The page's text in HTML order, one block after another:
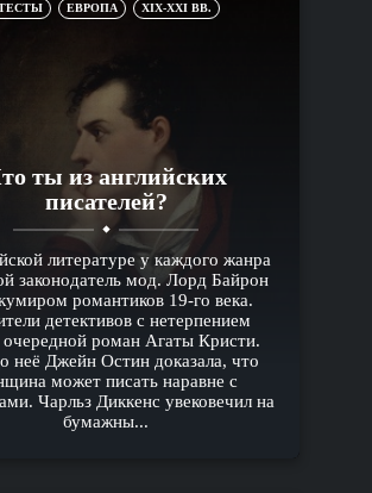
ЕВРОПА XIX-XXI ВВ.
ты из английских
писателей?
литературе у каждого жанра
законодатель мод. Лорд Байрон
романтиков 19-го века.
детективов с нетерпением
роман Агаты Кристи.
неё Джейн Остин доказала, что
может писать наравне с
Чарльз Диккенс увековечил на
бумажны...